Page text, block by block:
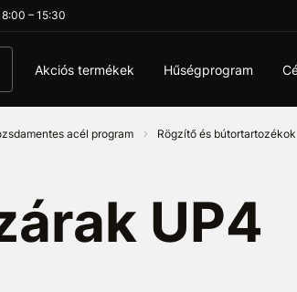
8:00 – 15:30
Akciós termékek Hűségprogram
acél program Rögzítő és bútortartozékok
UP4